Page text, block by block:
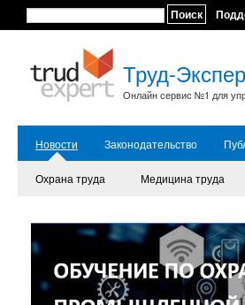
Поиск
Труд-
Онлайн сервис №1 для
Новости Законодательство
Охрана труда Медицина труда